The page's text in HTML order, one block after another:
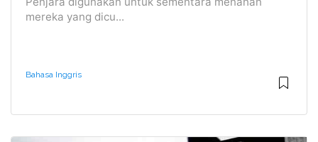
mereka yang dicu...
Bahasa Inggris